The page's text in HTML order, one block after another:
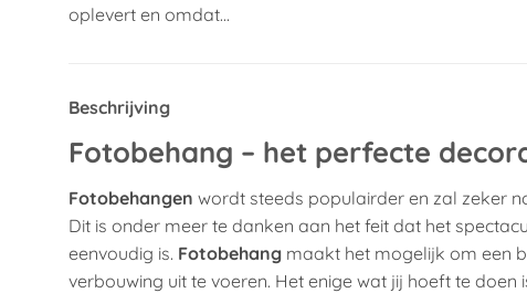
oplevert en omdat…
Beschrijving
Fotobehang – het perfecte
Fotobehangen wordt steeds populairder en zal zeker
Dit is onder meer te danken aan het feit dat het
eenvoudig is. Fotobehang maakt het mogelijk om een
verbouwing uit te voeren. Het enige wat jij hoeft te